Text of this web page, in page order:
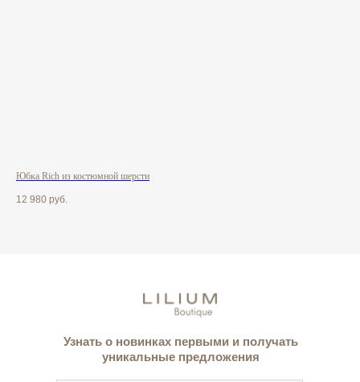
Юбка Rich из костюмной шерсти
12 980 руб.
Узнать о новинках первыми и получать
уникальные предложения